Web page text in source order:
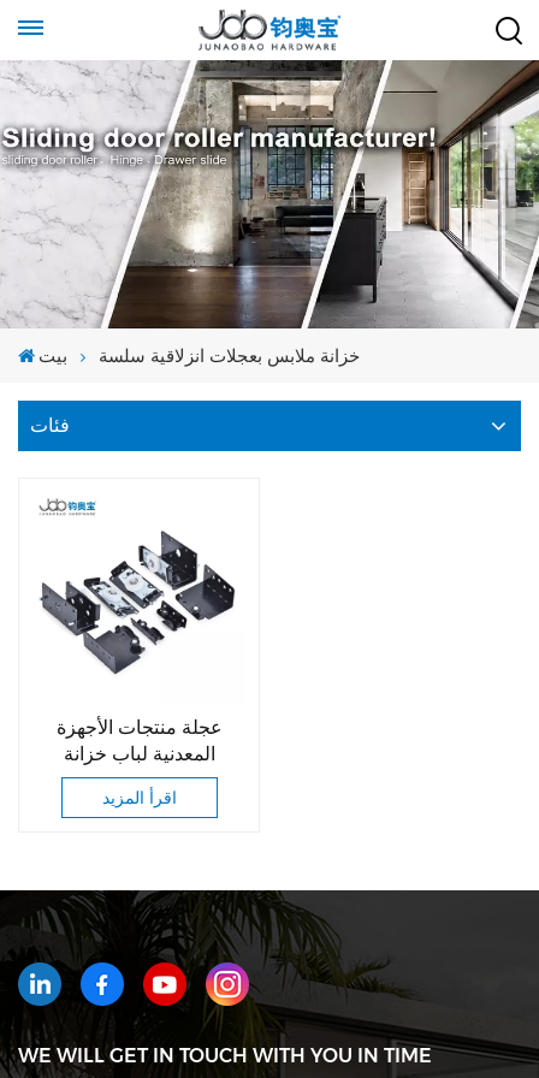
بيت خزانة ملابس بعجلات انزلاقية سلسة
فئات
عجلة منتجات الأجهزة
المعدنية لباب خزانة
الملابس
اقرأ المزيد
WE WILL GET IN TOUCH WITH YOU IN TIME